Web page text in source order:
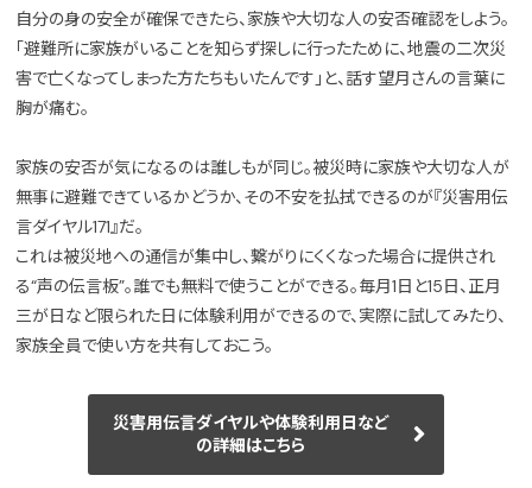
自分の身の安全が確保できたら、家族や大切な人の安否確認をしよう。
「避難所に家族がいることを知らず探しに行ったために、地震の二次災
害で亡くなってしまった方たちもいたんです」と、話す望月さんの言葉に
胸が痛む。
家族の安否が気になるのは誰しもが同じ。被災時に家族や大切な人が
無事に避難できているかどうか、その不安を払拭できるのが『災害用伝
言ダイヤル171』だ。
これは被災地への通信が集中し、繋がりにくくなった場合に提供され
る“声の伝言板”。誰でも無料で使うことができる。毎月1日と15日、正月
三が日など限られた日に体験利用ができるので、実際に試してみたり、
家族全員で使い方を共有しておこう。
災害用伝言ダイヤルや体験利用日など
の詳細はこちら